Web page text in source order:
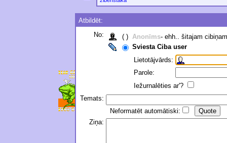
Atbildēt:
No:
( ) Anonīms- ehh.. šitajam
Sviesta Ciba user
Lietotājvārds:
Parole:
Iežurnalēties ar'?
Temats:
Neformatēt automātiski:
Ziņa: